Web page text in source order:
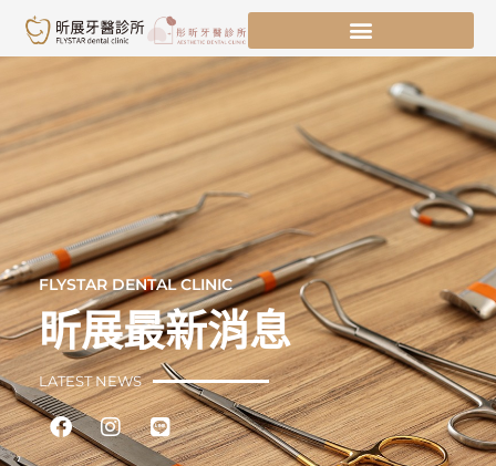
主
容
FLYSTAR DENTAL CLINIC
昕展最新消息
LATEST NEWS
FacebookInstagram
Line